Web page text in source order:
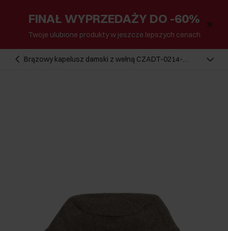
FINAŁ WYPRZEDAŻY DO -60%
Twoje ulubione produkty w jeszcze lepszych cenach
Brązowy kapelusz damski z wełną CZADT-0214-